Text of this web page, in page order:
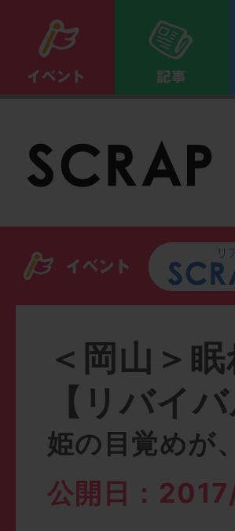
＜岡山＞
【リバイ
姫の目覚めが
公開日：